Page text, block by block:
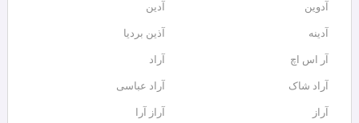
آدوین آدین
آدینه آذین بردیا
آر اس اچ آراد
آراد شاک آراد عباسی
آراز آراز آرا